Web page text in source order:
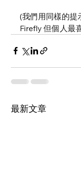
(我們用同樣的提
Firefly 但個人最
最新文章